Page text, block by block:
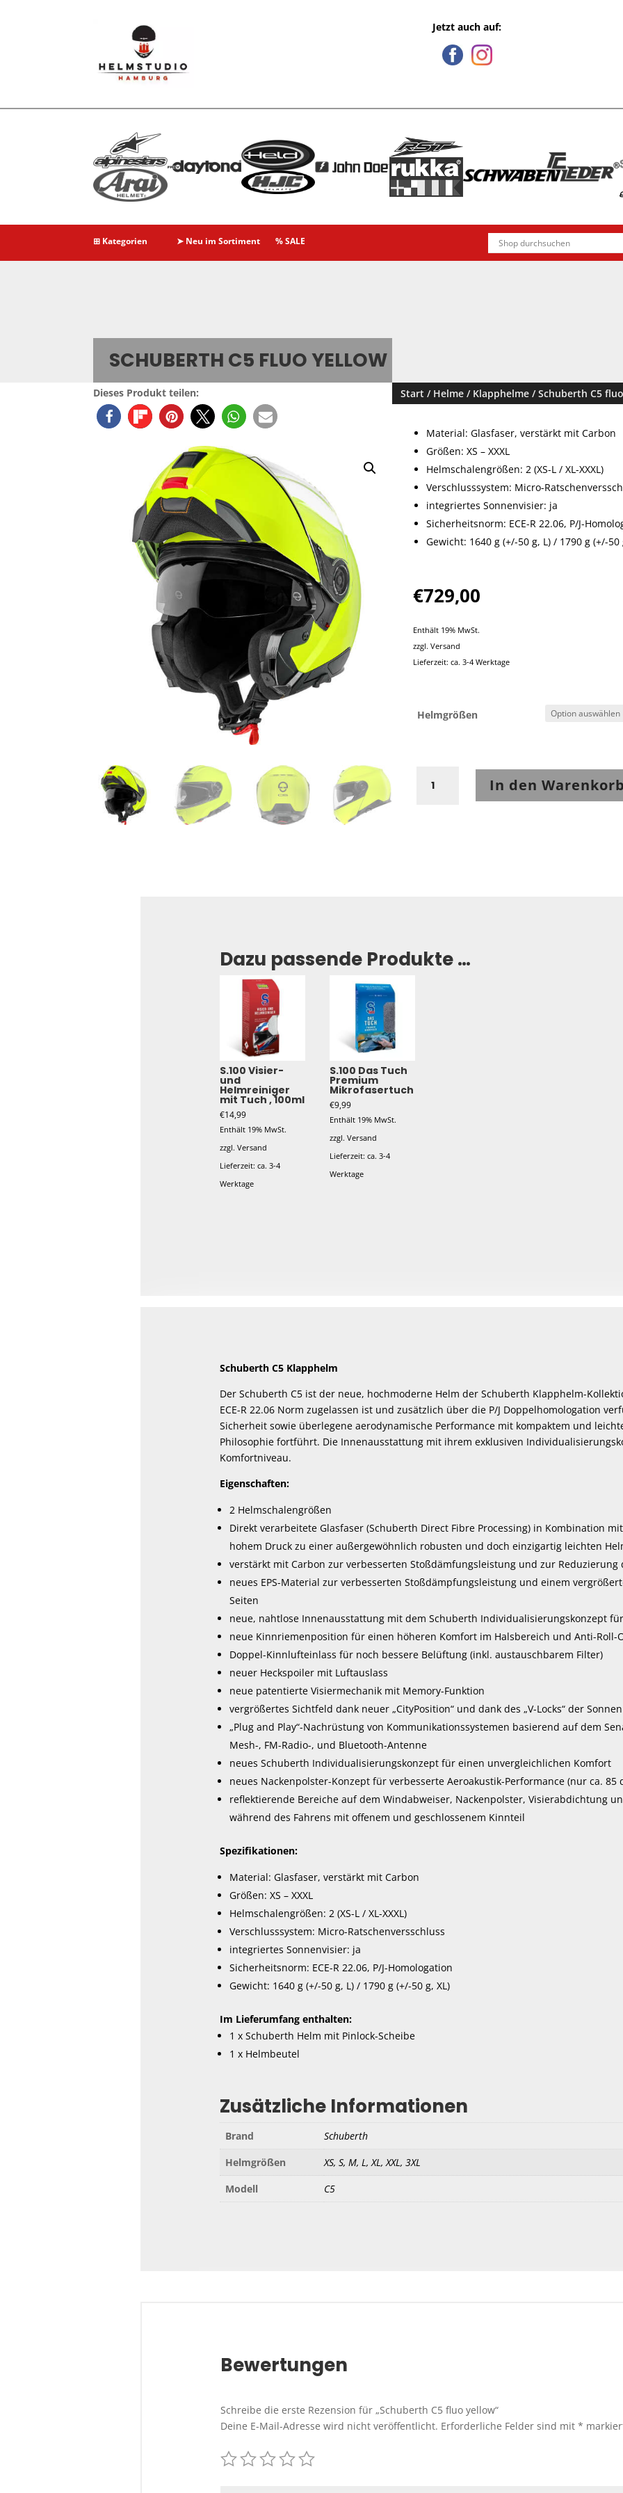
Jetzt auch auf:
⊞ Kategorien ➤ Neu im Sortiment % SALE
SCHUBERTH C5 FLUO YELLOW
Dieses Produkt teilen: Start / Helme / Klapphelme / Schuberth C5
Material: Glasfaser, verstärkt mit Carbon
Größen: XS – XXXL
Helmschalengrößen: 2 (XS-L / XL-XXXL)
Verschlusssystem: Micro-
integriertes Sonnenvisier: ja
Sicherheitsnorm: ECE-R 22.06, P/J-
Gewicht: 1640 g (+/-50 g, L) / 1790 g (+/-50
€729,00
Enthält 19% MwSt.
zzgl.Versand
Lieferzeit: ca. 3-4 Werktage
Helmgrößen
In den
Dazu passende Produkte …
S.100 Visier-
und
Helmreiniger
mit Tuch , 100ml
€14,99
Enthält 19% MwSt.
zzgl. Versand
Lieferzeit: ca. 3-4
Werktage
S.100 Das Tuch
Premium
Mikrofasertuch
€9,99
Enthält 19% MwSt.
zzgl. Versand
Lieferzeit: ca. 3-4
Werktage
Schuberth C5 Klapphelm
Der Schuberth C5 ist der neue, hochmoderne Helm der Schuberth Klapphelm-
ECE-R 22.06 Norm zugelassen ist und zusätzlich über die P/J Doppelhomologation
Sicherheit sowie überlegene aerodynamische Performance mit kompaktem und
Philosophie fortführt. Die Innenausstattung mit ihrem exklusiven
Komfortniveau.
Eigenschaften:
2 Helmschalengrößen
Direkt verarbeitete Glasfaser (Schuberth Direct Fibre Processing) in Kombination
hohem Druck zu einer außergewöhnlich robusten und doch einzigartig leichten
verstärkt mit Carbon zur verbesserten Stoßdämfungsleistung und zur Reduzierung
neues EPS-Material zur verbesserten Stoßdämpfungsleistung und einem
Seiten
neue, nahtlose Innenausstattung mit dem Schuberth Individualisierungskonzept
neue Kinnriemenposition für einen höheren Komfort im Halsbereich und Anti-Roll-
Doppel-Kinnlufteinlass für noch bessere Belüftung (inkl. austauschbarem Filter)
neuer Heckspoiler mit Luftauslass
neue patentierte Visiermechanik mit Memory-Funktion
vergrößertes Sichtfeld dank neuer „CityPosition“ und dank des „V-Locks“ der
„Plug and Play“-Nachrüstung von Kommunikationssystemen basierend auf dem
Mesh-, FM-Radio-, und Bluetooth-Antenne
neues Schuberth Individualisierungskonzept für einen unvergleichlichen Komfort
neues Nackenpolster-Konzept für verbesserte Aeroakustik-Performance (nur ca. 85
reflektierende Bereiche auf dem Windabweiser, Nackenpolster, Visierabdichtung
während des Fahrens mit offenem und geschlossenem Kinnteil
Spezifikationen:
Material: Glasfaser, verstärkt mit Carbon
Größen: XS – XXXL
Helmschalengrößen: 2 (XS-L / XL-XXXL)
Verschlusssystem: Micro-Ratschenversschluss
integriertes Sonnenvisier: ja
Sicherheitsnorm: ECE-R 22.06, P/J-Homologation
Gewicht: 1640 g (+/-50 g, L) / 1790 g (+/-50 g, XL)
Im Lieferumfang enthalten:
1 x Schuberth Helm mit Pinlock-Scheibe
1 x Helmbeutel
Zusätzliche Informationen
Brand
Schuberth
Helmgrößen
XS, S, M, L, XL, XXL, 3XL
Modell
C5
Bewertungen
Schreibe die erste Rezension für „Schuberth C5 fluo yellow“
Deine E-Mail-Adresse wird nicht veröffentlicht. Erforderliche Felder sind mit*